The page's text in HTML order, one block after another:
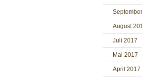
August
Juli 2017
Mai 2017
April 2017